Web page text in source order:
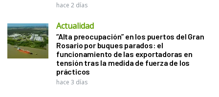
hace 2 días
Actualidad
“Alta preocupación” en los puertos del Gran
Rosario por buques parados: el
funcionamiento de las exportadoras en
tensión tras la medida de fuerza de los
prácticos
hace 3 días